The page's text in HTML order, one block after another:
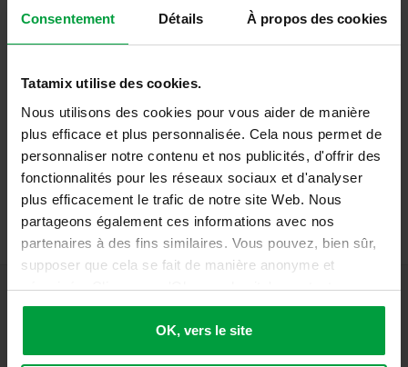
Consentement Détails À propos des cookies
Tatamix utilise des cookies.
Nous utilisons des cookies pour vous aider de manière
plus efficace et plus personnalisée. Cela nous permet de
personnaliser notre contenu et nos publicités, d'offrir des
fonctionnalités pour les réseaux sociaux et d'analyser
plus efficacement le trafic de notre site Web. Nous
partageons également ces informations avec nos
partenaires à des fins similaires. Vous pouvez, bien sûr,
supposer que cela se fait de manière anonyme et
sécurisée. Cliquez sur 'Ok, vers le site' pour tout
accepter ou ajustez manuellement vos préférences.
OK, vers le site
Kit 10 pièces EVA -
8,00€
9,60 TTC
Détails